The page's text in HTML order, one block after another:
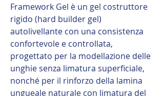
Framework Gel è un gel costruttore
rigido (hard builder gel)
autolivellante con una consistenza
confortevole e controllata,
progettato per la modellazione delle
unghie senza limatura superficiale,
nonché per il rinforzo della lamina
ungueale naturale con limatura del